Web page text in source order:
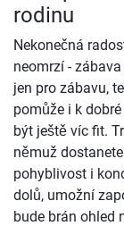
rodinu
Nekonečná
neomrzí -
jen pro zábavu,
pomůže i k
být ještě víc fit.
němuž
pohyblivost i
dolů, umožní
bude brán ohled